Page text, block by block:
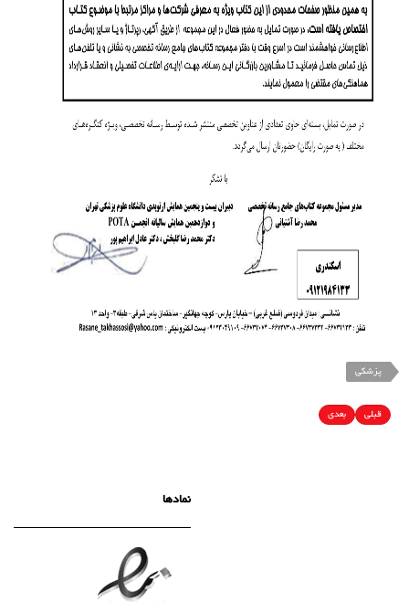
پزشکی
قبلی بعدی
نمادها